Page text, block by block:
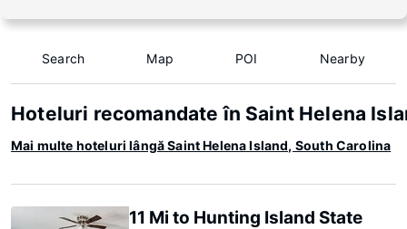
Search Map POI Nearby
Hoteluri recomandate în Saint Helena
Mai multe hoteluri lângă Saint Helena Island, South Carolina
11 Mi to Hunting Island State